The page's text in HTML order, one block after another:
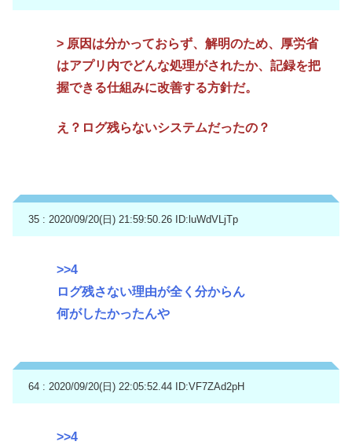
> 原因は分かっておらず、解明のため、厚労省
はアプリ内でどんな処理がされたか、記録を把
握できる仕組みに改善する方針だ。
え？ログ残らないシステムだったの？
35 : 2020/09/20(日) 21:59:50.26 ID:luWdVLjTp
>>4
ログ残さない理由が全く分からん
何がしたかったんや
64 : 2020/09/20(日) 22:05:52.44 ID:VF7ZAd2pH
>>4